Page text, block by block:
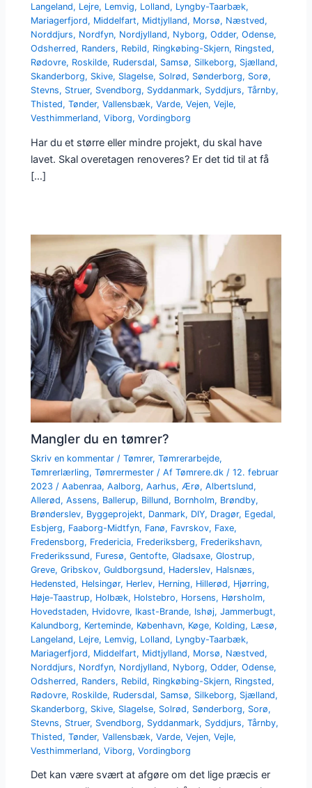
Langeland, Lejre, Lemvig, Lolland, Lyngby-Taarbæk,
Mariagerfjord, Middelfart, Midtjylland, Morsø, Næstved,
Norddjurs, Nordfyn, Nordjylland, Nyborg,Odder,Odense,
Odsherred, Randers, Rebild, Ringkøbing-Skjern, Ringsted,
Rødovre, Roskilde, Rudersdal, Samsø, Silkeborg, Sjælland,
Skanderborg, Skive, Slagelse, Solrød, Sønderborg, Sorø,
Stevns, Struer, Svendborg, Syddanmark, Syddjurs,Tårnby,
Thisted,Tønder,Vallensbæk,Varde,Vejen,Vejle,
Vesthimmerland,Viborg,Vordingborg
Har du et større eller mindre projekt, du skal have
lavet. Skal overetagen renoveres? Er det tid til at få
[…]
Mangler du en tømrer?
Skriv en kommentar /Tømrer,Tømrerarbejde,
Tømrerlærling,Tømrermester / AfTømrere.dk /12. februar
2023 /Aabenraa,Aalborg,Aarhus, Ærø,Albertslund,
Allerød,Assens, Ballerup, Billund, Bornholm, Brøndby,
Brønderslev, Byggeprojekt, Danmark, DIY, Dragør, Egedal,
Esbjerg, Faaborg-Midtfyn, Fanø, Favrskov, Faxe,
Fredensborg, Fredericia, Frederiksberg, Frederikshavn,
Frederikssund, Furesø,Gentofte,Gladsaxe,Glostrup,
Greve,Gribskov,Guldborgsund, Haderslev, Halsnæs,
Hedensted, Helsingør, Herlev, Herning, Hillerød, Hjørring,
Høje-Taastrup, Holbæk, Holstebro, Horsens, Hørsholm,
Hovedstaden, Hvidovre, Ikast-Brande, Ishøj,Jammerbugt,
Kalundborg, Kerteminde, København, Køge, Kolding, Læsø,
Langeland, Lejre, Lemvig, Lolland, Lyngby-Taarbæk,
Mariagerfjord, Middelfart, Midtjylland, Morsø, Næstved,
Norddjurs, Nordfyn, Nordjylland, Nyborg,Odder,Odense,
Odsherred, Randers, Rebild, Ringkøbing-Skjern, Ringsted,
Rødovre, Roskilde, Rudersdal, Samsø, Silkeborg, Sjælland,
Skanderborg, Skive, Slagelse, Solrød, Sønderborg, Sorø,
Stevns, Struer, Svendborg, Syddanmark, Syddjurs,Tårnby,
Thisted,Tønder,Vallensbæk,Varde,Vejen,Vejle,
Vesthimmerland,Viborg,Vordingborg
Det kan være svært at afgøre om det lige præcis er